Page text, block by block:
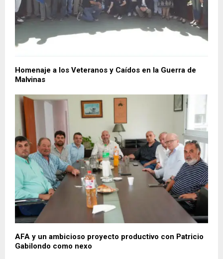
Homenaje a los Veteranos y Caídos en la Guerra de
Malvinas
AFA y un ambicioso proyecto productivo con Patricio
Gabilondo como nexo